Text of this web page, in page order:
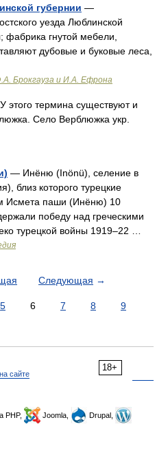
губернии —
уезда Люблинской
фабрика гнутой мебели,
дубовые и буковые леса,
Брокгауза и И.А. Ефрона
этого термина существуют и
Село Верблюжка укр.
— Инёню (Inönü), селение в
близ которого турецкие
Исмета паши (Инёню) 10
победу над греческими
турецкой войны 1919‒22 …
Следующая →
5 6 7 8
9
18+
сайте
PHP, Joomla,
Drupal,